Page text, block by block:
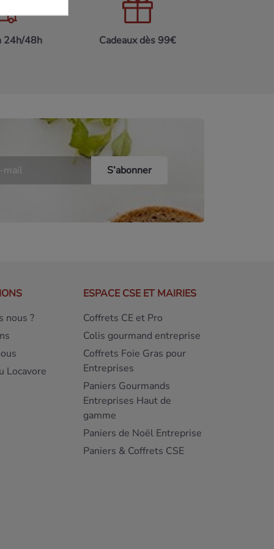
24h/48h Cadeaux dès 99€
nous ?
Locavore
ESPACE CSE ET MAIRIES
Coffrets CE et Pro
Colis gourmand entreprise
Coffrets Foie Gras pour
Entreprises
Paniers Gourmands
Entreprises Haut de
gamme
Paniers de Noël Entreprise
Paniers & Coffrets CSE